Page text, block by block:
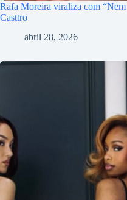
Rafa Moreira viraliza com
Casttro
abril 28, 2026